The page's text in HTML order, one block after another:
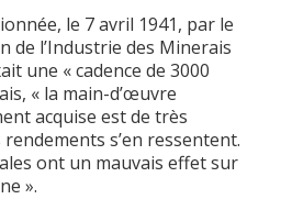
le 7 avril 1941, par le
de l’Industrie des Minerais
une « cadence de 3000
« la main-d’œuvre
acquise est de très
s’en ressentent.
ont un mauvais effet sur
».